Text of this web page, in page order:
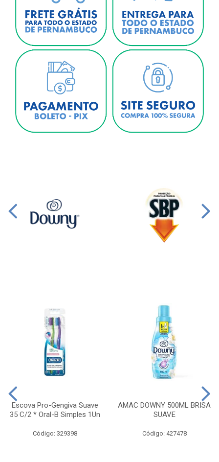
Escova Pro-Gengiva Suave
35 C/2 * Oral-B Simples 1Un
Código: 329398
AMAC DOWNY 500ML BRISA
SUAVE
Código: 427478